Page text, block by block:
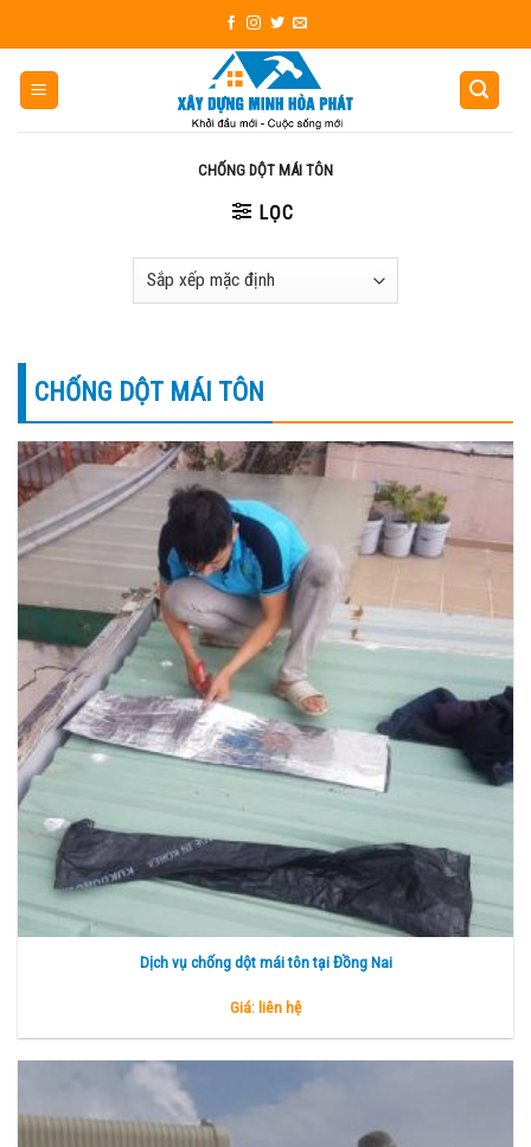
to
content
CHỐNG DỘT MÁI TÔN
LỌC
CHỐNG DỘT MÁI TÔN
Dịch vụ chống dột mái tôn tại Đồng Nai
Giá: liên hệ